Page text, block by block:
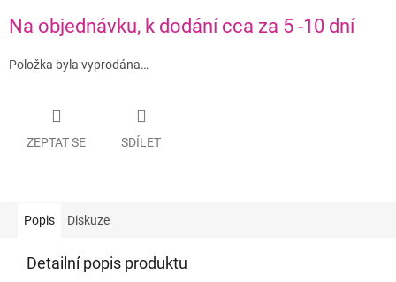
cena:
Na objednávku, k dodání cca za 5 -10 dní
Položka byla vyprodána…
ZEPTAT SE SDÍLET
Popis Diskuze
Detailní popis produktu